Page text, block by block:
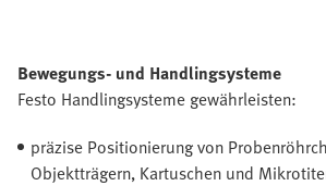
Bewegungs- und Handlingsysteme
Festo Handlingsysteme gewährleisten:
präzise Positionierung von
Objektträgern, Kartuschen und